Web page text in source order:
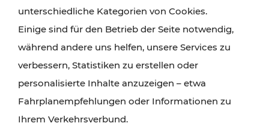
Radtouren oder purer Naturgenuss – viele
Attraktionen sind mit den Ticket- und Fahrplan-
Angeboten des VOR gut und schnell erreichbar.
unterschiedliche Kategorien von Cookies.
Einige sind für den Betrieb der Seite notwendig,
während andere uns helfen, unsere Services zu
verbessern, Statistiken zu erstellen oder
personalisierte Inhalte anzuzeigen – etwa
Fahrplanempfehlungen oder Informationen zu
Ihrem Verkehrsverbund.